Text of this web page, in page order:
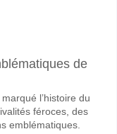
pourcentage de 58%.
entre Apollon
de
l’histoire du
féroces, des
emblématiques.